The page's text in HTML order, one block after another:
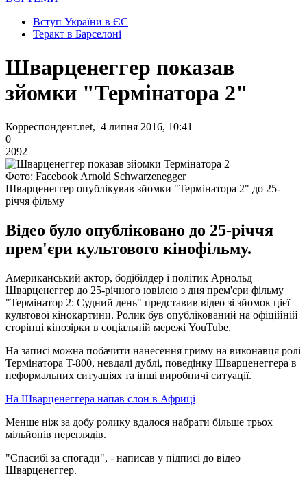
Вступ України в ЄС
Теракт в Барселоні
Шварценеггер показав
зйомки "Термінатора 2"
Корреспондент.net, 4 липня 2016, 10:41
0
2092
Фото: Facebook Arnold Schwarzenegger
Шварценеггер опублікував зйомки "Термінатора 2" до 25-
річчя фільму
Відео було опубліковано до 25-річчя
прем'єри культового кінофільму.
Американський актор, бодібілдер і політик Арнольд
Шварценеггер до 25-річного ювілею з дня прем'єри фільму
"Термінатор 2: Судний день" представив відео зі зйомок цієї
культової кінокартини. Ролик був опублікований на офіційній
сторінці кінозірки в соціальній мережі YouTube.
На записі можна побачити нанесення гриму на виконавця ролі
Термінатора T-800, невдалі дублі, поведінку Шварценеггера в
неформальних ситуаціях та інші виробничі ситуації.
На Шварценеггера напав слон в Африці
Менше ніж за добу ролику вдалося набрати більше трьох
мільйонів переглядів.
"Спасибі за спогади", - написав у підписі до відео
Шварценеггер.